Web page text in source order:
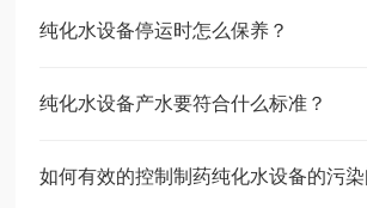
纯化水设备停运时怎么保养？
纯化水设备产水要符合什么标准？
如何有效的控制制药纯化水设备的污染